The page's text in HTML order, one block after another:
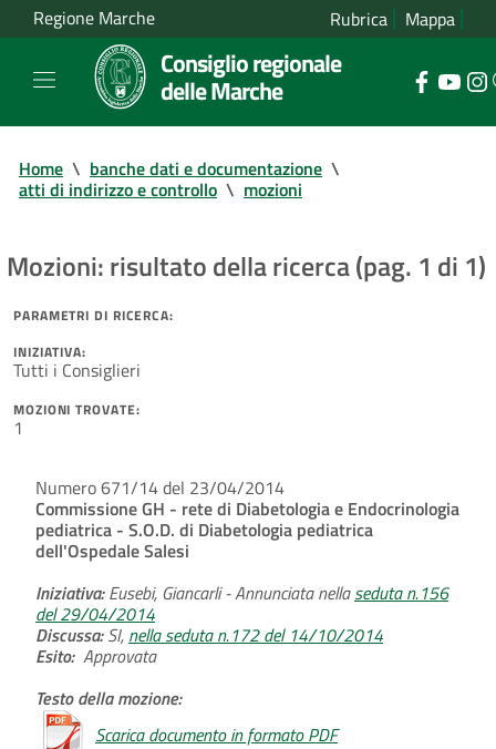
Regione Marche Rubrica Mappa
Consiglio regionale
delle Marche
Home \ banche dati e documentazione \
atti di indirizzo e controllo \ mozioni
Mozioni: risultato della ricerca (pag. 1 di 1)
PARAMETRI DI RICERCA:
INIZIATIVA:
Tutti i Consiglieri
MOZIONI TROVATE:
1
Numero 671/14 del 23/04/2014
Commissione GH - rete di Diabetologia e Endocrinologia
pediatrica - S.O.D. di Diabetologia pediatrica
dell'Ospedale Salesi
Iniziativa:Eusebi, Giancarli - Annunciata nellaseduta n.156
del 29/04/2014
Discussa:SI, nella seduta n.172 del 14/10/2014
Esito: Approvata
Testo della mozione:
Scarica documento in formato PDF